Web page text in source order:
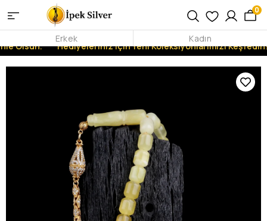
Olsun. Hediyeleriniz İçin Yeni Koleksiyonlarımızı Keşfedin!
0
Erkek Kadın